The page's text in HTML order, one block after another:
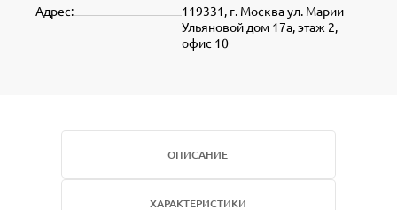
119331, г. Москва ул. Марии
Ульяновой дом 17а, этаж 2,
офис 10
Адрес:
ОПИСАНИЕ
ХАРАКТЕРИСТИКИ